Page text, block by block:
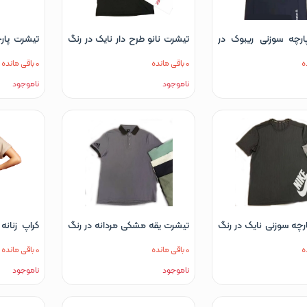
سوزنی ریبوک در
تیشرت نانو طرح دار نایک در رنگ
0 باقی مانده
ناموجود
تیشرت
سبز
0 باقی مانده
ناموجود
سوزنی نایک در رنگ
تیشرت یقه مشکی مردانه در رنگ
مشکی
0 باقی مانده
ناموجود
کراپ
0 باقی مانده
ناموجود